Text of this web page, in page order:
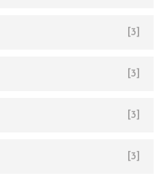
[3]
[3]
[3]
[3]